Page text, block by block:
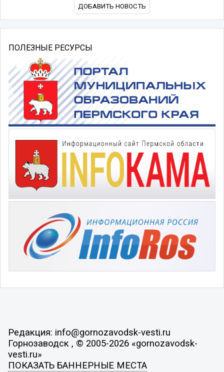
ДОБАВИТЬ НОВОСТЬ
ПОЛЕЗНЫЕ РЕСУРСЫ
Редакция: info@gornozavodsk-vesti.ru
Горнозаводск , © 2005-2026 «gornozavodsk-
vesti.ru»
ПОКАЗАТЬ БАННЕРНЫЕ МЕСТА